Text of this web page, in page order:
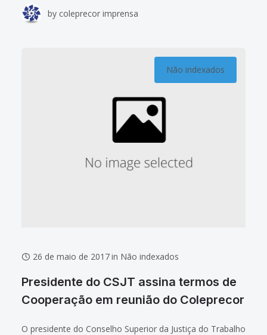
participou da 3ª Reunião Ordinária do Coleprecor,
by coleprecor imprensa
Não indexados
26 de maio de 2017in Não indexados
Presidente do CSJT assina termos de
Cooperação em reunião do Coleprecor
O presidente do Conselho Superior da Justiça do Trabalho